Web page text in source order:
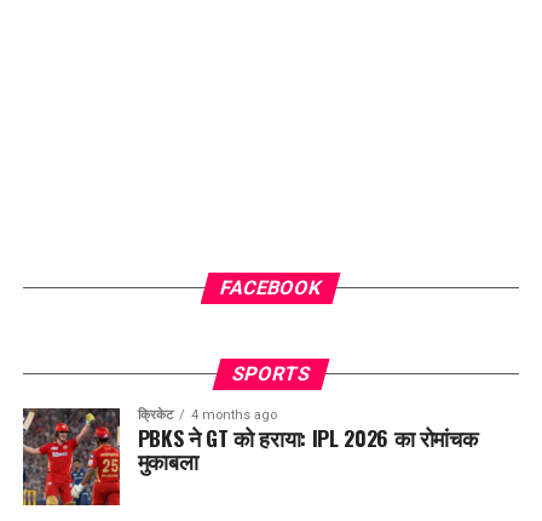
FACEBOOK
SPORTS
क्रिकेट 4 months ago
PBKS ने GT को हराया: IPL 2026 का रोमांचक
मुकाबला